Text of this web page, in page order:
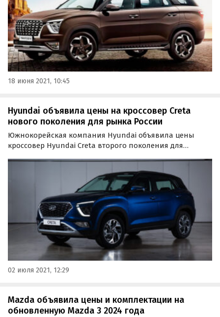
18 июня 2021, 10:45
Hyundai объявила цены на кроссовер Creta
нового поколения для рынка России
Южнокорейская компания Hyundai объявила цены
кроссовер Hyundai Creta второго поколения для
комплектация новой Creta будет стоить от 1 199 000
02 июля 2021, 12:29
Mazda объявила цены и комплектации на
обновленную Mazda 3 2024 года